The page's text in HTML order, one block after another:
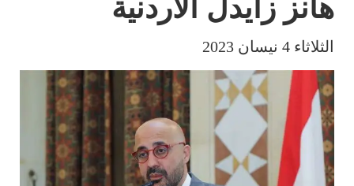
هانز زايدل الأردنية
الثلاثاء 4 نيسان 2023